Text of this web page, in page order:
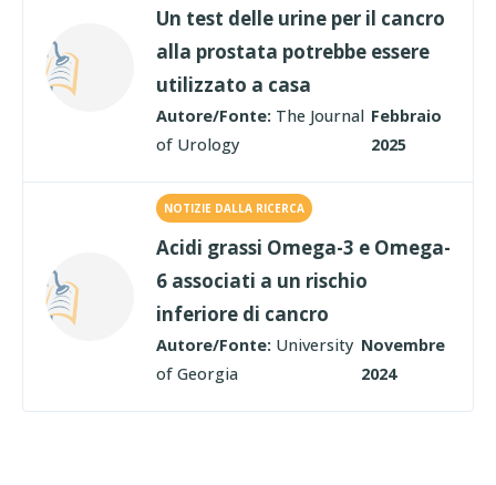
Un test delle urine per il cancro
alla prostata potrebbe essere
utilizzato a casa
Autore/Fonte: The Journal
of Urology
Febbraio
2025
NOTIZIE DALLA RICERCA
Acidi grassi Omega-3 e Omega-
6 associati a un rischio
inferiore di cancro
Autore/Fonte: University
of Georgia
Novembre
2024